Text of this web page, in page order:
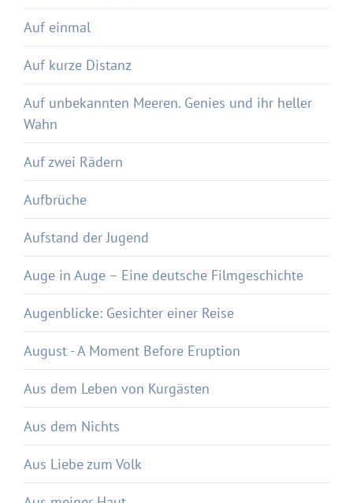
Auf einmal
Auf kurze Distanz
Auf unbekannten Meeren. Genies und ihr heller
Wahn
Auf zwei Rädern
Aufbrüche
Aufstand der Jugend
Auge in Auge – Eine deutsche Filmgeschichte
Augenblicke: Gesichter einer Reise
August - A Moment Before Eruption
Aus dem Leben von Kurgästen
Aus dem Nichts
Aus Liebe zum Volk